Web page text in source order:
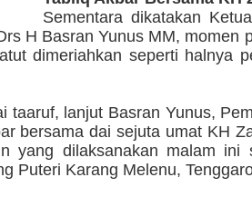
Sementara dikatakan
H Basran Yunus MM, momen
dimeriahkan seperti halnya
taaruf, lanjut Basran Yunus,
bersama dai sejuta umat KH
yang dilaksanakan malam ini
Puteri Karang Melenu,